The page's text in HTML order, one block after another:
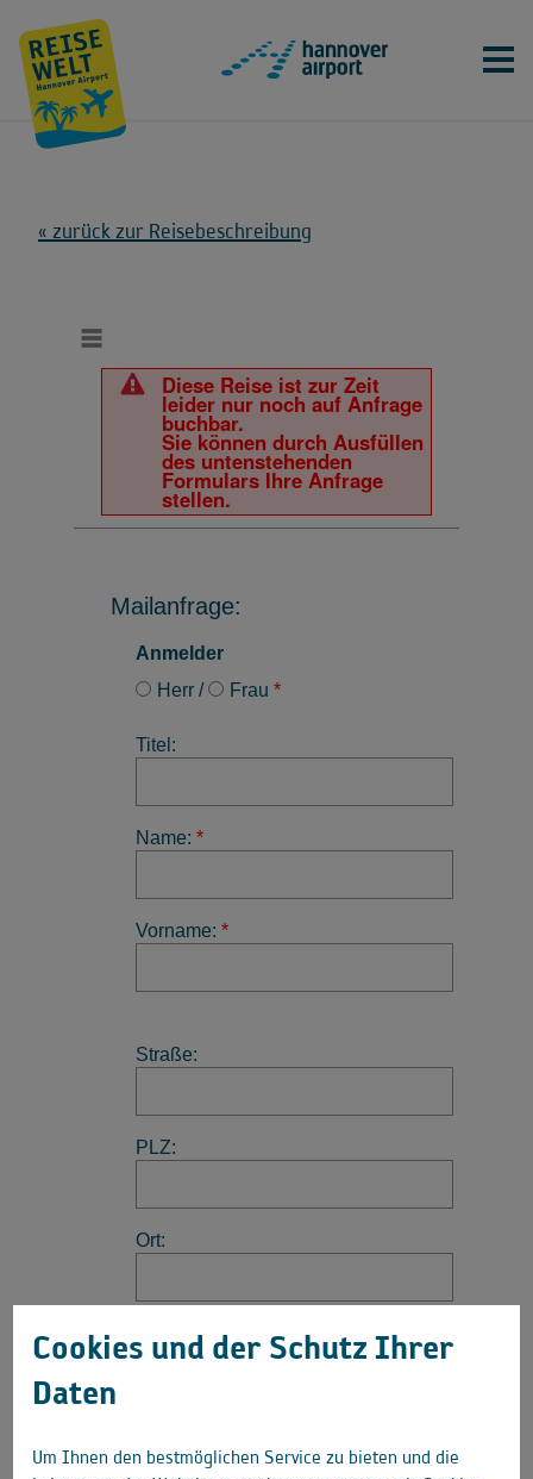
Zur Hauptnavigation springen
« zurück zur Reisebeschreibung
Cookies und der Schutz Ihrer
Daten
Um Ihnen den bestmöglichen Service zu bieten und die